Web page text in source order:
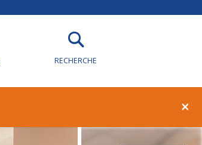
RECHERCHE
×